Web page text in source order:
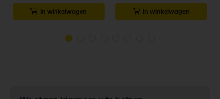
In winkelwagen In winkelwagen